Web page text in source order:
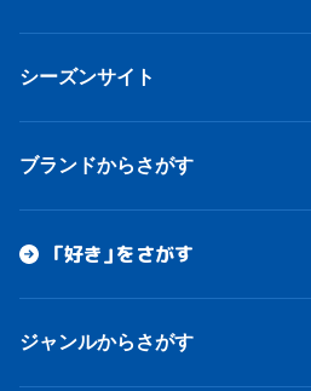
シーズンサイト
ブランドからさがす
「好き」をさがす
ジャンルからさがす